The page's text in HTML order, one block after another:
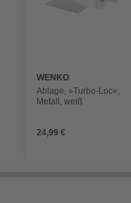
WENKO
Ablage, »Turbo-Loc«,
Metall, weiß
24,99 €